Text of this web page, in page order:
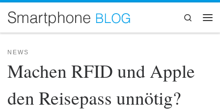
Zum Inhalt springen
Search
NEWS
Machen RFID und Apple
den Reisepass unnötig?